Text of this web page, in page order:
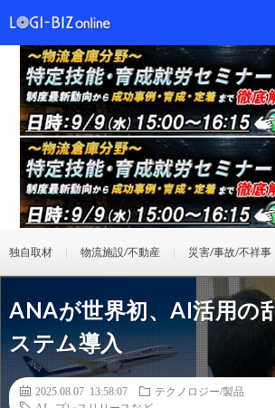
独自取材 物流施設/不動産 災害/事故/不祥事
ANAが世界初、AI活用の
ステム導入
2025.08.07 13:58:07
テクノロジー/製品